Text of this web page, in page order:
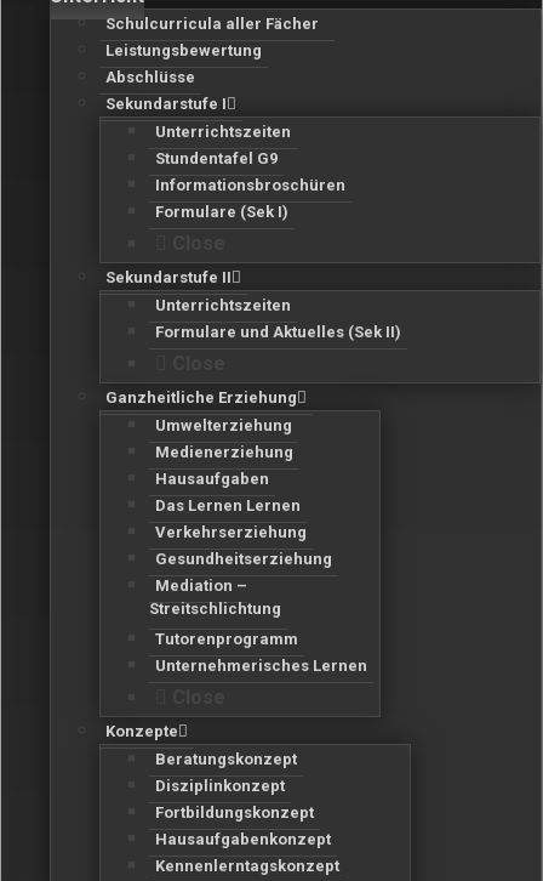
Schulcurricula aller Fächer
Leistungsbewertung
Abschlüsse
Sekundarstufe I
Unterrichtszeiten
Stundentafel G9
Informationsbroschüren
Formulare (Sek I)
Sekundarstufe II
Unterrichtszeiten
Formulare und Aktuelles (Sek II)
Ganzheitliche Erziehung
Umwelterziehung
Medienerziehung
Hausaufgaben
Das Lernen Lernen
Verkehrserziehung
Gesundheitserziehung
Mediation –
Streitschlichtung
Tutorenprogramm
Unternehmerisches Lernen
Konzepte
Beratungskonzept
Disziplinkonzept
Fortbildungskonzept
Hausaufgabenkonzept
Kennenlerntagskonzept